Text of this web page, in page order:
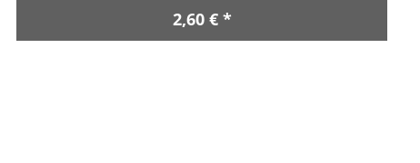
2,60 € *